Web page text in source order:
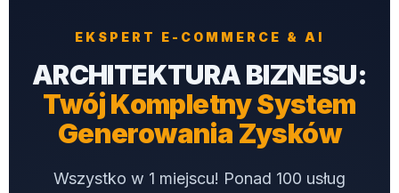
EKSPERT E-COMMERCE & AI
ARCHITEKTURA BIZNESU:
Twój Kompletny System
Generowania Zysków
Wszystko w 1 miejscu! Ponad 100 usług